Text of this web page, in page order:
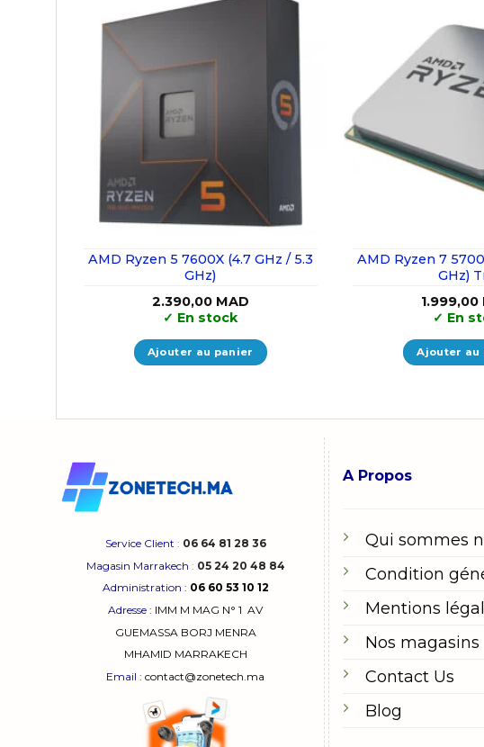
AMD Ryzen 5 7600X (4.7 GHz / 5.3
GHz)
2.390,00 MAD
✓ En stock
Ajouter au panier
AMD Ryzen 7
GHz)
1.999,00
✓ En
Ajouter au
Service Client : 06 64 81 28 36
Magasin Marrakech : 05 24 20 48 84
Administration : 06 60 53 10 12
Adresse : IMM M MAG N° 1AV
GUEMASSA BORJ MENRA
MHAMID MARRAKECH
Email : contact@zonetech.ma
A Propos
Qui sommes
Condition
Mentions
Nos magasins
Contact Us
Blog